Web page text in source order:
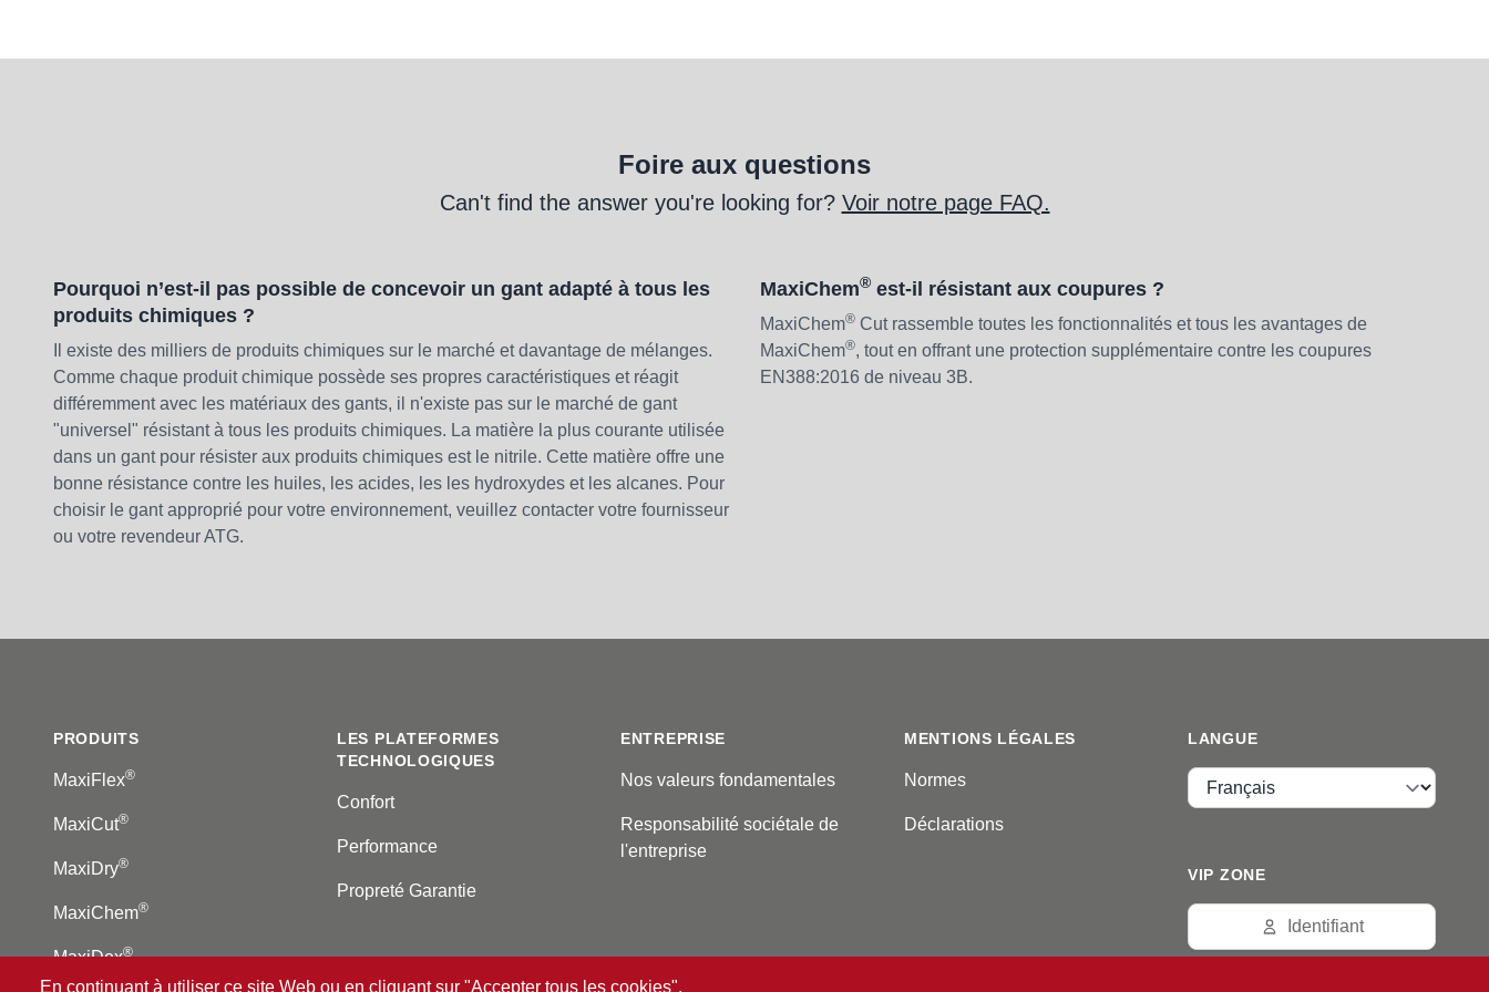
Foire aux questions
Can't find the answer you're looking for? Voir notre page FAQ.
Pourquoi n’est-il pas possible de concevoir un gant adapté à tous les
produits chimiques ?
Il existe des milliers de produits chimiques sur le marché et davantage de mélanges.
Comme chaque produit chimique possède ses propres caractéristiques et réagit
différemment avec les matériaux des gants, il n'existe pas sur le marché de gant
"universel" résistant à tous les produits chimiques. La matière la plus courante utilisée
dans un gant pour résister aux produits chimiques est le nitrile. Cette matière offre une
bonne résistance contre les huiles, les acides, les les hydroxydes et les alcanes. Pour
choisir le gant approprié pour votre environnement, veuillez contacter votre fournisseur
ou votre revendeur ATG.
MaxiChem® est-il résistant aux coupures ?
MaxiChem® Cut rassemble toutes les fonctionnalités et tous les avantages de
MaxiChem®, tout en offrant une protection supplémentaire contre les coupures
EN388:2016 de niveau 3B.
PRODUITS
MaxiFlex®
MaxiCut®
MaxiDry®
MaxiChem®
MaxiDex®
LES PLATEFORMES
TECHNOLOGIQUES
Confort
Performance
Propreté Garantie
ENTREPRISE
Nos valeurs fondamentales
Responsabilité sociétale de
l'entreprise
MENTIONS LÉGALES
Normes
Déclarations
En continuant à utiliser ce site Web ou en cliquant sur "Accepter tous les cookies",
LANGUE
Langue
VIP ZONE
Identifiant